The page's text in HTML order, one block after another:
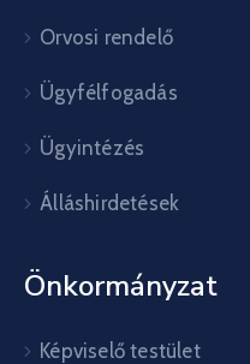
Orvosi rendelő
Ügyfélfogadás
Ügyintézés
Álláshirdetések
Önkormányzat
Képviselő testület